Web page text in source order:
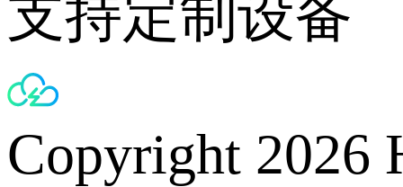
支持定制设备
Copyright 2026